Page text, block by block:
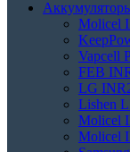
Molicel
Vapcell
FEB
LG
Lishen
Molicel
Molicel